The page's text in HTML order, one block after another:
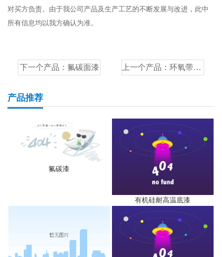
对买方负责。由于我公司产品及生产工艺的不断发展与改进，此中
所有信息均以我方确认为准。
下一个产品： 氟碳面漆 上一个产品： 环氧带锈防锈底漆
产品推荐
氟碳漆
有机硅耐高温底漆